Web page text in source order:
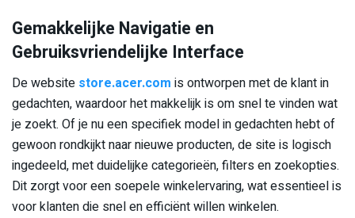
Gemakkelijke Navigatie en
Gebruiksvriendelijke Interface
De website store.acer.com is ontworpen met de klant in
gedachten, waardoor het makkelijk is om snel te vinden wat
je zoekt. Of je nu een specifiek model in gedachten hebt of
gewoon rondkijkt naar nieuwe producten, de site is logisch
ingedeeld, met duidelijke categorieën, filters en zoekopties.
Dit zorgt voor een soepele winkelervaring, wat essentieel is
voor klanten die snel en efficiënt willen winkelen.